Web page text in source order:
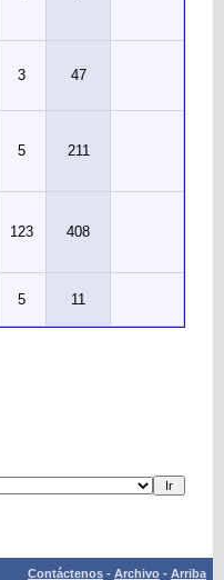
3 47
5 211
123 408
5 11
Contáctenos - Archivo - Arriba